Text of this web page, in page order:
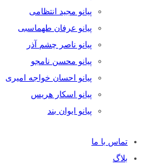
پیانو مجید انتظامی
پیانو عرفان طهماسبی
پیانو ناصر چشم آذر
پیانو محسن نامجو
پیانو احسان خواجه امیری
پیانو اسکار هریس
پیانو ایوان بند
تماس با ما
بلاگ